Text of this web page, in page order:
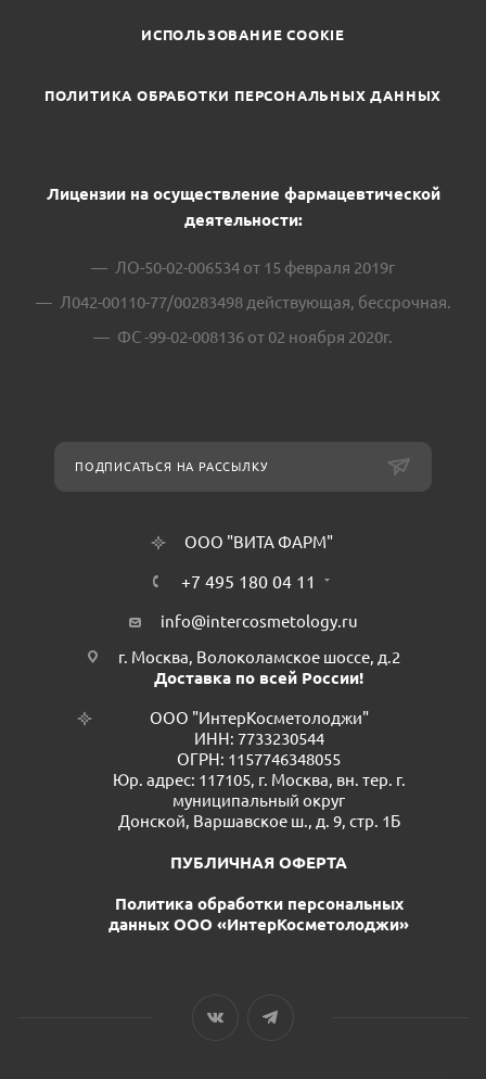
ИСПОЛЬЗОВАНИЕ COOKIE
ПОЛИТИКА ОБРАБОТКИ ПЕРСОНАЛЬНЫХ ДАННЫХ
Лицензии на осуществление фармацевтической
деятельности:
ЛО-50-02-006534 от 15 февраля 2019г
Л042-00110-77/00283498 действующая, бессрочная.
ФС -99-02-008136 от 02 ноября 2020г.
ПОДПИСАТЬСЯ НА РАССЫЛКУ
ООО "ВИТА ФАРМ"
+7 495 180 04 11
info@intercosmetology.ru
г. Москва, Волоколамское шоссе, д.2
Доставка по всей России!
ООО "ИнтерКосметолоджи"
ИНН: 7733230544
ОГРН: 1157746348055
Юр. адрес: 117105, г. Москва, вн. тер. г.
муниципальный округ
Донской, Варшавское ш., д. 9, стр. 1Б
ПУБЛИЧНАЯ ОФЕРТА
Политика обработки персональных
данных ООО «ИнтерКосметолоджи»